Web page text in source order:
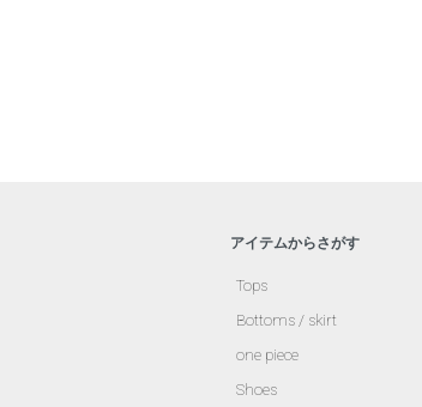
アイテムからさがす
Tops
Bottoms / skirt
one piece
Shoes